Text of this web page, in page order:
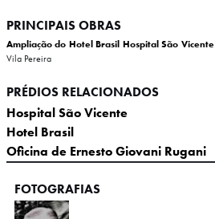
PRINCIPAIS OBRAS
Ampliação do Hotel Brasil Hospital São Vicente
Vila Pereira
PRÉDIOS RELACIONADOS
Hospital São Vicente
Hotel Brasil
Oficina de Ernesto Giovani Rugani
FOTOGRAFIAS